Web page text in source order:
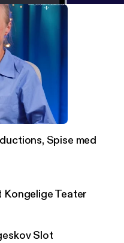
#bifaldpodcast
Spise med
Teater
Slot